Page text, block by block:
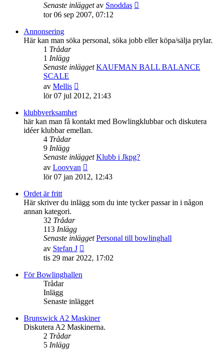
Senaste inläggetav Snoddas
inlägget
tor 06 sep 2007, 07:12
Annonsering
Här kan man söka personal, söka jobb eller köpa/sälja prylar.
1 Trådar
1 Inlägg
Senaste inlägget KAUFMAN BALL BALANCE
SCALE
av Mellis
till
inlägget
lör 07 jul 2012, 21:43
klubbverksamhet
här kan man få kontakt med Bowlingklubbar och diskutera
idéer klubbar emellan.
4 Trådar
9 Inlägg
Senaste inlägget Klubb i Jkpg?
av Loovvan
till
inlägget
lör 07 jan 2012, 12:43
Ordet är fritt
Här skriver du inlägg som du inte tycker passar in i någon
annan kategori.
32 Trådar
113 Inlägg
Senaste inlägget Personal till bowlinghall
av Stefan J
till
tis 29 mar 2022, 17:02
För Bowlinghallen
Trådar
Inlägg
Senaste inlägget
Brunswick A2 Maskiner
Diskutera A2 Maskinerna.
2 Trådar
5 Inlägg